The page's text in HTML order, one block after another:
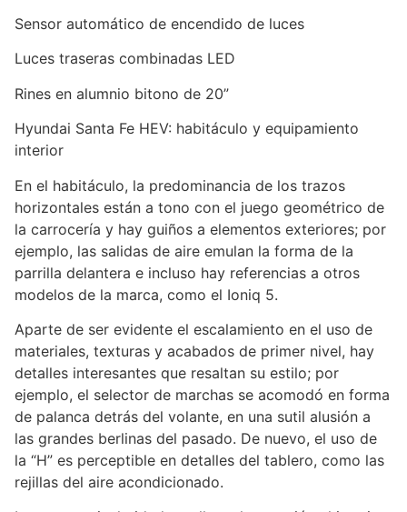
Sensor automático de encendido de luces
Luces traseras combinadas LED
Rines en alumnio bitono de 20”
Hyundai Santa Fe HEV: habitáculo y equipamiento
interior
En el habitáculo, la predominancia de los trazos
horizontales están a tono con el juego geométrico de
la carrocería y hay guiños a elementos exteriores; por
ejemplo, las salidas de aire emulan la forma de la
parrilla delantera e incluso hay referencias a otros
modelos de la marca, como el Ioniq 5.
Aparte de ser evidente el escalamiento en el uso de
materiales, texturas y acabados de primer nivel, hay
detalles interesantes que resaltan su estilo; por
ejemplo, el selector de marchas se acomodó en forma
de palanca detrás del volante, en una sutil alusión a
las grandes berlinas del pasado. De nuevo, el uso de
la “H” es perceptible en detalles del tablero, como las
rejillas del aire acondicionado.